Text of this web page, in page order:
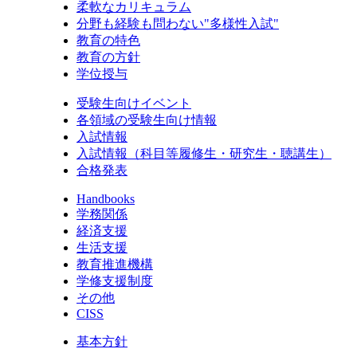
柔軟なカリキュラム
分野も経験も問わない"多様性入試"
教育の特色
教育の方針
学位授与
受験生向けイベント
各領域の受験生向け情報
入試情報
入試情報（科目等履修生・研究生・聴講生）
合格発表
Handbooks
学務関係
経済支援
生活支援
教育推進機構
学修支援制度
その他
CISS
基本方針